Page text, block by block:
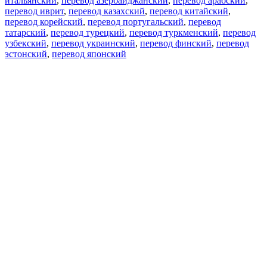
перевод иврит, перевод казахский, перевод китайский,
перевод корейский, перевод португальский, перевод
татарский, перевод турецкий, перевод туркменский, перевод
узбекский, перевод украинский, перевод финский, перевод
эстонский, перевод японский